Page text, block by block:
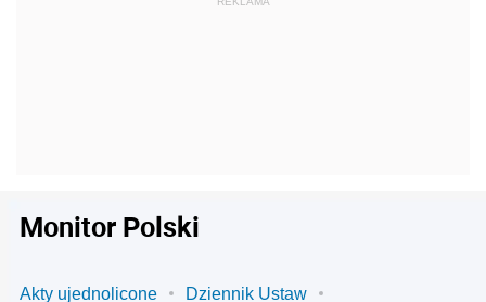
Monitor Polski
Akty ujednolicone
Dziennik Ustaw